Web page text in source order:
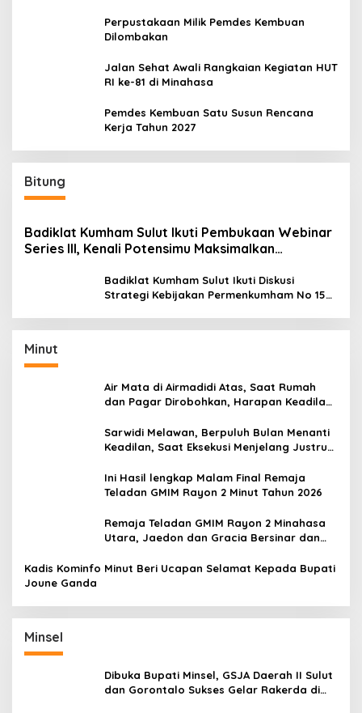
Perpustakaan Milik Pemdes Kembuan
Dilombakan
Jalan Sehat Awali Rangkaian Kegiatan HUT
RI ke-81 di Minahasa
Pemdes Kembuan Satu Susun Rencana
Kerja Tahun 2027
Bitung
Badiklat Kumham Sulut Ikuti Pembukaan Webinar
Series III, Kenali Potensimu Maksimalkan
Badiklat Kumham Sulut Ikuti Diskusi
Strategi Kebijakan Permenkumham No 15
Minut
Air Mata di Airmadidi Atas, Saat Rumah
dan Pagar Dirobohkan, Harapan Keadilan
Sarwidi Melawan, Berpuluh Bulan Menanti
Keadilan, Saat Eksekusi Menjelang Justru
Ini Hasil lengkap Malam Final Remaja
Teladan GMIM Rayon 2 Minut Tahun 2026
Remaja Teladan GMIM Rayon 2 Minahasa
Utara, Jaedon dan Gracia Bersinar dan
Kadis Kominfo Minut Beri Ucapan Selamat Kepada Bupati
Joune Ganda
Minsel
Dibuka Bupati Minsel, GSJA Daerah II Sulut
dan Gorontalo Sukses Gelar Rakerda di